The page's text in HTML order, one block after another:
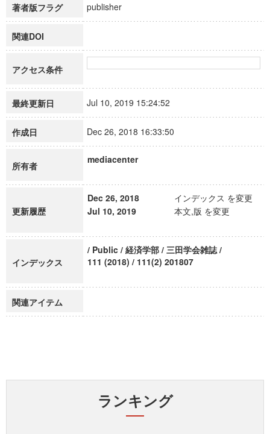
著者版フラグ publisher
関連DOI
アクセス条件
最終更新日 Jul 10, 2019 15:24:52
作成日 Dec 26, 2018 16:33:50
所有者
mediacenter
更新履歴
Dec 26, 2018
インデックス を変更
Jul 10, 2019
本文,版 を変更
インデックス
/ Public / 経済学部 / 三田学会雑誌 /
111 (2018) / 111(2) 201807
関連アイテム
ランキング